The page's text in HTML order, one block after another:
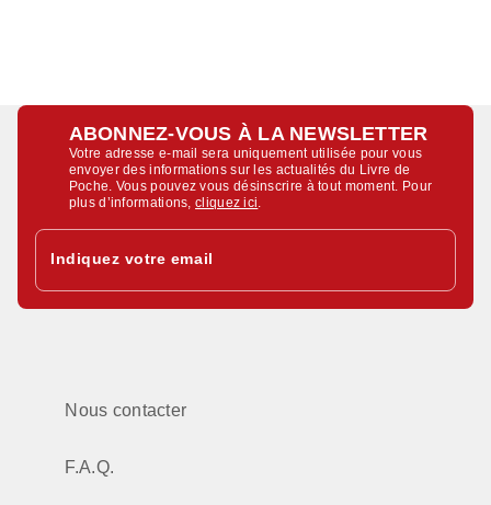
ABONNEZ-VOUS À LA NEWSLETTER
Votre adresse e-mail sera uniquement utilisée pour vous
envoyer des informations sur les actualités du Livre de
Poche. Vous pouvez vous désinscrire à tout moment. Pour
plus d’informations,cliquez ici
Indiquez votre email
Nous contacter
F.A.Q.